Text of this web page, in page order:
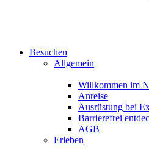
Besuchen
Allgemein
Willkommen im
Anreise
Ausrüstung bei
Barrierefrei
AGB
Erleben